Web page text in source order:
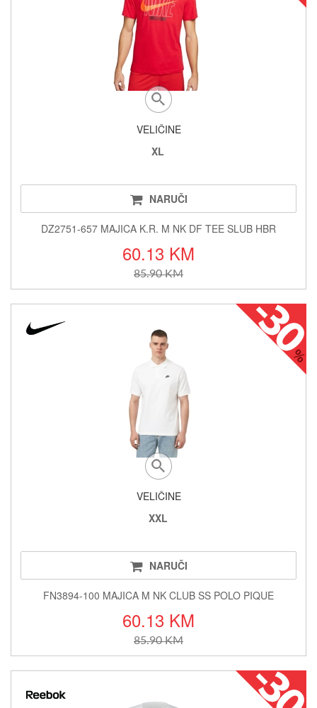
VELIČINE
XL
NARUČI
DZ2751-657 MAJICA K.R. M NK DF TEE SLUB HBR
60.13 KM
85.90 KM
VELIČINE
XXL
NARUČI
FN3894-100 MAJICA M NK CLUB SS POLO PIQUE
60.13 KM
85.90 KM